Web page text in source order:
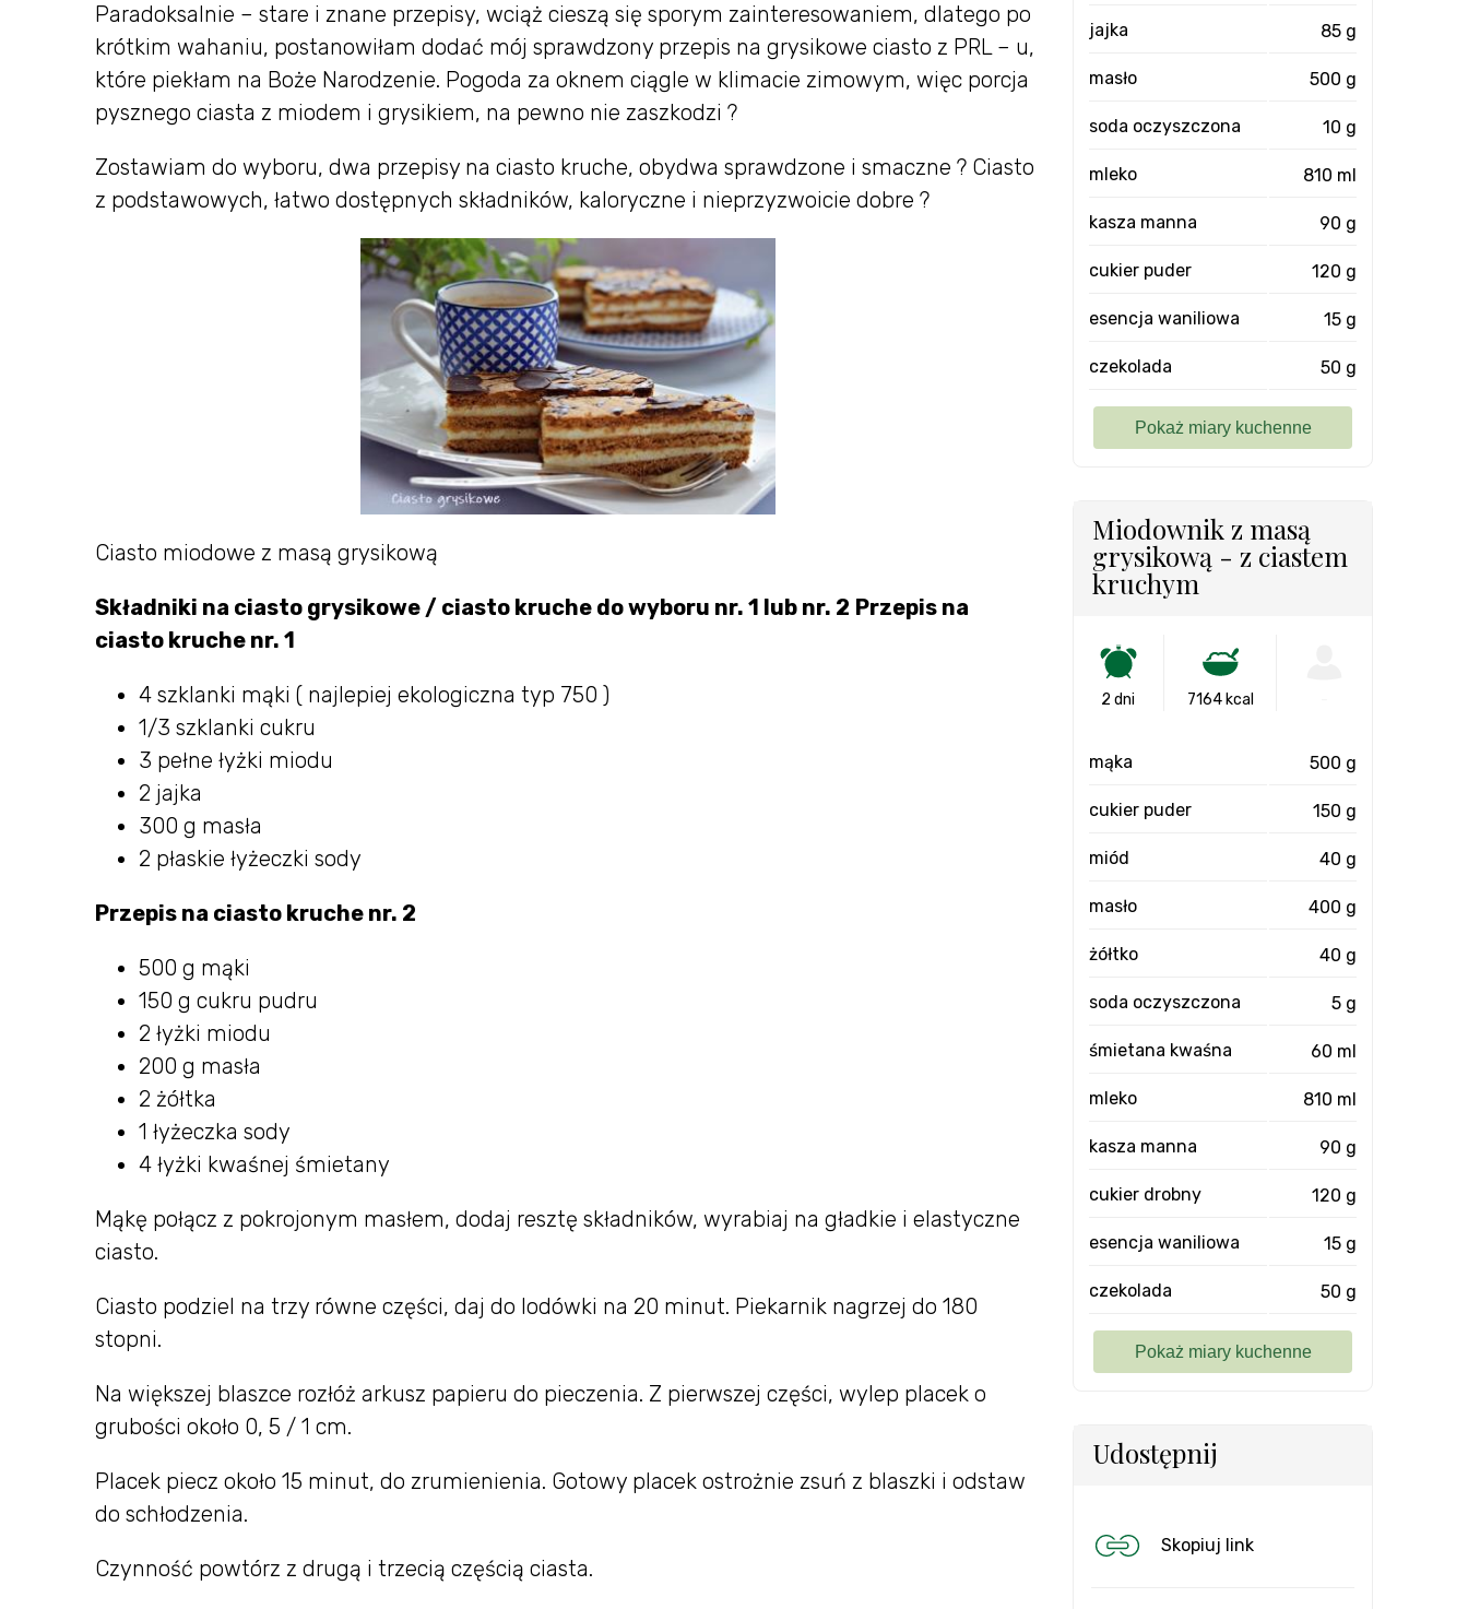
Paradoksalnie – stare i znane przepisy, wciąż cieszą się sporym zainteresowaniem, dlatego po
krótkim wahaniu, postanowiłam dodać mój sprawdzony przepis na grysikowe ciasto z PRL – u,
które piekłam na Boże Narodzenie. Pogoda za oknem ciągle w klimacie zimowym, więc porcja
pysznego ciasta z miodem i grysikiem, na pewno nie zaszkodzi ?
Zostawiam do wyboru, dwa przepisy na ciasto kruche, obydwa sprawdzone i smaczne ? Ciasto
z podstawowych, łatwo dostępnych składników, kaloryczne i nieprzyzwoicie dobre ?
Ciasto miodowe z masą grysikową
Składniki na ciasto grysikowe / ciasto kruche do wyboru nr. 1 lub nr. 2 Przepis na
ciasto kruche nr. 1
4 szklanki mąki ( najlepiej ekologiczna typ 750 )
1/3 szklanki cukru
3 pełne łyżki miodu
2 jajka
300 g masła
2 płaskie łyżeczki sody
Przepis na ciasto kruche nr. 2
500 g mąki
150 g cukru pudru
2 łyżki miodu
200 g masła
2 żółtka
1 łyżeczka sody
4 łyżki kwaśnej śmietany
Mąkę połącz z pokrojonym masłem, dodaj resztę składników, wyrabiaj na gładkie i elastyczne
ciasto.
Ciasto podziel na trzy równe części, daj do lodówki na 20 minut. Piekarnik nagrzej do 180
stopni.
Na większej blaszce rozłóż arkusz papieru do pieczenia. Z pierwszej części, wylep placek o
grubości około 0, 5 / 1 cm.
Placek piecz około 15 minut, do zrumienienia. Gotowy placek ostrożnie zsuń z blaszki i odstaw
do schłodzenia.
Czynność powtórz z drugą i trzecią częścią ciasta.
jajka 85 g
masło 500 g
soda oczyszczona 10 g
mleko 810 ml
kasza manna 90 g
cukier puder 120 g
esencja waniliowa 15 g
czekolada 50 g
Miodownik z masą
grysikową - z ciastem
kruchym
2 dni 7164 kcal
mąka 500 g
cukier puder 150 g
miód 40 g
masło 400 g
żółtko 40 g
soda oczyszczona 5 g
śmietana kwaśna 60 ml
mleko 810 ml
kasza manna 90 g
cukier drobny 120 g
esencja waniliowa 15 g
czekolada 50 g
Udostępnij
Skopiuj link